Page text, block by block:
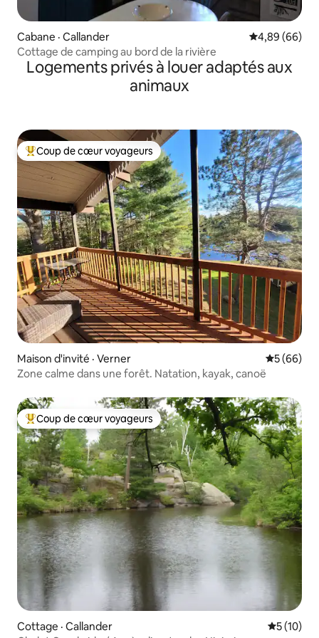
Cabane · Callander Note
4,89 (66)
Cottage de camping au bord de la rivière
Logements privés à louer adaptés aux
animaux
Coup de cœur voyageurs parmi les plus aimés
Coup de cœur voyageurs
Maison d'invité · Verner Note
5 (66)
Zone calme dans une forêt. Natation, kayak, canoë
Coup de cœur voyageurs parmi les plus aimés
Coup de cœur voyageurs
Cottage · Callander Note
5 (10)